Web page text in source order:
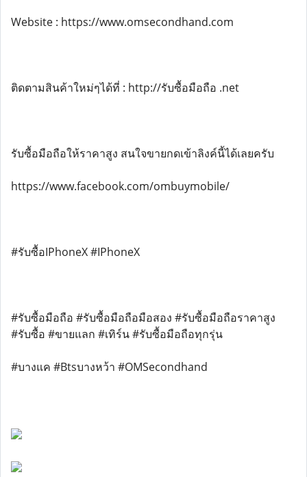
Website : https://www.omsecondhand.com
ติดตามสินค้าใหม่ๆได้ที่ : http://รับซื้อมือถือ .net
รับซื้อมือถือให้ราคาสูง สนใจขายกดเข้าลิงค์นี้ได้เลยครับ
https://www.facebook.com/ombuymobile/
#รับซื้อIPhoneX #IPhoneX
#รับซื้อมือถือ #รับซื้อมือถือมือสอง #รับซื้อมือถือราคาสูง
#รับซื้อ #ขายแลก #เทิร์น #รับซื้อมือถือทุกรุ่น
#บางแค #Btsบางหว้า #OMSecondhand